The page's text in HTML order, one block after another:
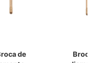
de
Broca de